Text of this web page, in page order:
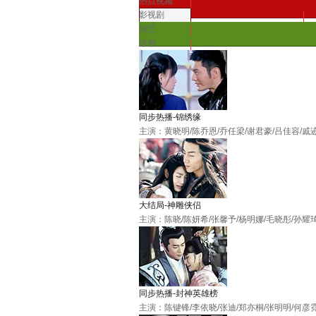
影视剧
综艺
原创
同步热播-锦绣缘
主演：黄晓明/陈乔恩/乔任梁/谢君豪/吕佳容/戚
大结局-神雕侠侣
主演：陈晓/陈妍希/张馨予/杨明娜/毛晓彤/孙耀
同步热播-封神英雄榜
主演：陈键锋/李依晓/张迪/郑亦桐/张明明/何彦